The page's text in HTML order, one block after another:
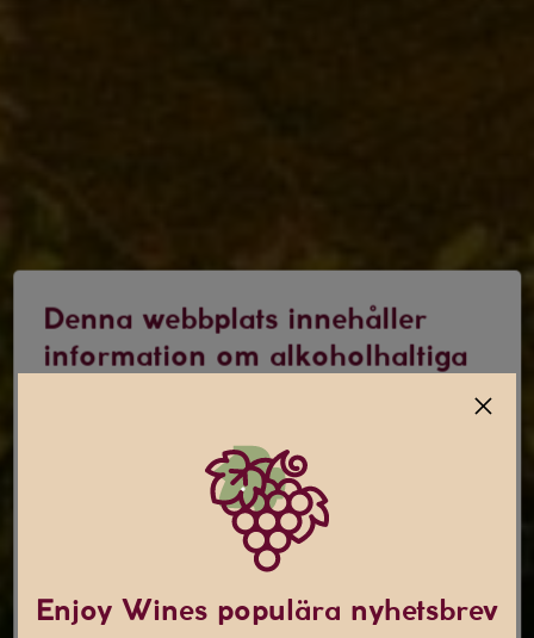
Enjoy Wines populära nyhetsbrev
Denna webbplats innehåller
information om alkoholhaltiga
Jag är 25 år eller äldre
Denna webbplats använder
Den här webbplatsen använder cookies som hjälper oss att
anpassa vårt innehåll och ge dig en bättre